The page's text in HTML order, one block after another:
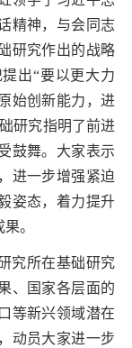
精神，与会同志
研究作出的战略
出“要以更大力
始创新能力，进
研究指明了前进
鼓舞。大家表示
进一步增强紧迫
姿态，着力提升
。
究所在基础研究
、国家各层面的
等新兴领域潜在
动员大家进一步